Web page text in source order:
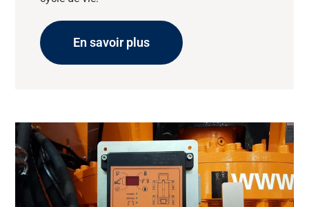
En savoir plus